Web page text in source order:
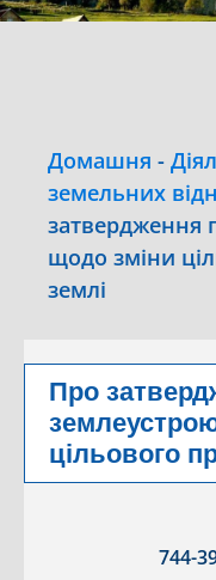
Домашня -
земельних
затвердження
щодо зміни
землі
Про
цільового
744-